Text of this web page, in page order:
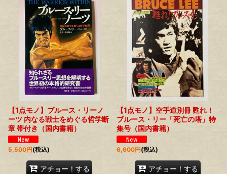
【1点モノ】ブルース・リーノ
ーツ 内なる戦士をめぐる哲学断
章 帯付き（国内書籍）
5,500円(税込)
アチョー！する
【1点モノ】空手道別冊 甦れ！
ブルース・リー「死亡の塔」特
集号（国内書籍）
6,600円(税込)
アチョー！する